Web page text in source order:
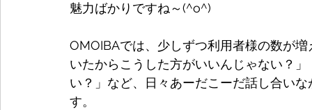
魅力ばかりですね～(^o^)
OMOIBAでは、少しずつ利用者様の数が
いたからこうした方がいいんじゃない？
い？」など、日々あーだこーだ話し合い
す。